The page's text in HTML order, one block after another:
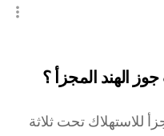
الهند المجزأ ؟
للاستهلاك تحت ثلاثة